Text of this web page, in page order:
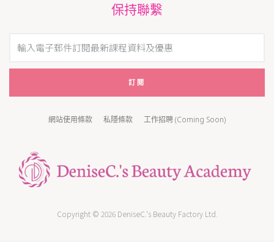
保持聯繫
訂閱
Copyright © 2026 DeniseC.'s Beauty Factory Ltd.
網站使用條款 私隱條款 工作招聘 (Coming Soon)